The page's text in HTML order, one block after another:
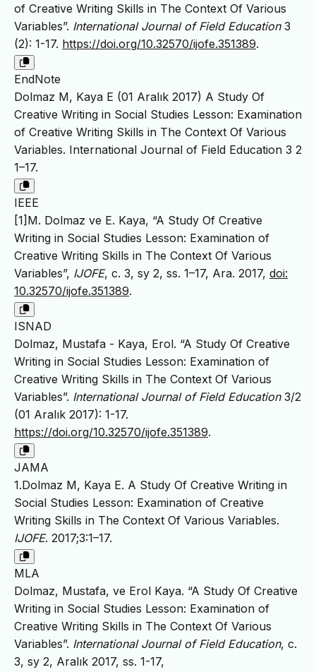
of Creative Writing Skills in The Context Of Various
Variables”. International Journal of Field Education3
(2): 1-17. https://doi.org/10.32570/ijofe.351389.
EndNote
Dolmaz M, Kaya E (01 Aralık 2017) A Study Of
Creative Writing in Social Studies Lesson: Examination
of Creative Writing Skills in The Context Of Various
Variables. International Journal of Field Education 3 2
1–17.
IEEE
[1]M. Dolmaz ve E. Kaya, “A Study Of Creative
Writing in Social Studies Lesson: Examination of
Creative Writing Skills in The Context Of Various
Variables”, IJOFE, c. 3, sy 2, ss. 1–17, Ara. 2017, doi:
10.32570/ijofe.351389.
ISNAD
Dolmaz, Mustafa - Kaya, Erol. “A Study Of Creative
Writing in Social Studies Lesson: Examination of
Creative Writing Skills in The Context Of Various
Variables”. International Journal of Field Education3/2
(01 Aralık 2017): 1-17.
https://doi.org/10.32570/ijofe.351389.
JAMA
1.Dolmaz M, Kaya E. A Study Of Creative Writing in
Social Studies Lesson: Examination of Creative
Writing Skills in The Context Of Various Variables.
IJOFE. 2017;3:1–17.
MLA
Dolmaz, Mustafa, ve Erol Kaya. “A Study Of Creative
Writing in Social Studies Lesson: Examination of
Creative Writing Skills in The Context Of Various
Variables”. International Journal of Field Education, c.
3, sy 2, Aralık 2017, ss. 1-17,